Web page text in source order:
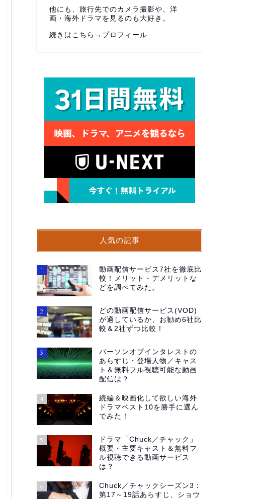
他にも、旅行先でのカメラ撮影や、洋
画・海外ドラマを見るのも大好き。
続きはこちら→ プロフィール
人気の記事
1
動画配信サービス7社を徹底比
較！メリット・デメリットな
どを調べてみた。
2
どの動画配信サービス(VOD)
が適しているか、お勧め6社比
較＆2社ずつ比較！
3
パーソンオブインタレストの
あらすじ・登場人物／キャス
ト＆無料フル視聴可能な動画
配信は？
4
続編＆映画化して欲しい海外
ドラマベスト10を勝手に選ん
でみた！
5
ドラマ「Chuck／チャック」
概要・主要キャスト＆無料フ
ル視聴できる動画サービス
は？
6
Chuck／チャックシーズン3：
第17～19話あらすじ、ショウ